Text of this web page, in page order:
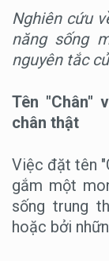
Nghiên cứu
năng sống
nguyên tắc
Tên "Chân"
chân thật
Việc đặt tên
gắm một
sống trung
hoặc bởi